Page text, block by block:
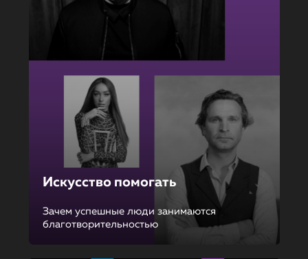
Искусство помогать
Зачем успешные люди занимаются
благотворительностью